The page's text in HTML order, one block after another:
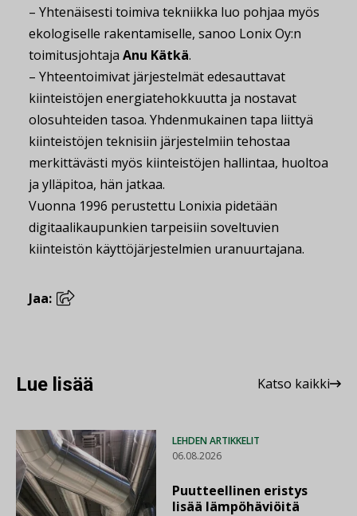
– Yhtenäisesti toimiva tekniikka luo pohjaa myös
ekologiselle rakentamiselle, sanoo Lonix Oy:n
toimitusjohtaja Anu Kätkä.
– Yhteentoimivat järjestelmät edesauttavat
kiinteistöjen energiatehokkuutta ja nostavat
olosuhteiden tasoa. Yhdenmukainen tapa liittyä
kiinteistöjen teknisiin järjestelmiin tehostaa
merkittävästi myös kiinteistöjen hallintaa, huoltoa
ja ylläpitoa, hän jatkaa.
Vuonna 1996 perustettu Lonixia pidetään
digitaalikaupunkien tarpeisiin soveltuvien
kiinteistön käyttöjärjestelmien uranuurtajana.
Jaa:
Lue lisää Katso kaikki
LEHDEN ARTIKKELIT
06.08.2026
Puutteellinen eristys
lisää lämpöhäviöitä